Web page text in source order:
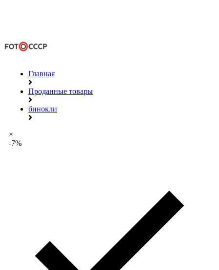
Главная
Проданные товары
бинокли
×
-7%